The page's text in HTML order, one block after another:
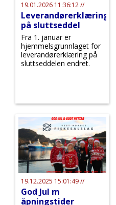
19.01.2026 11:36:12 //
Leverandørerklæring
på sluttseddel
Fra 1. januar er
hjemmelsgrunnlaget for
leverandørerklæring på
sluttseddelen endret.
19.12.2025 15:01:49 //
God Jul m
åpningstider